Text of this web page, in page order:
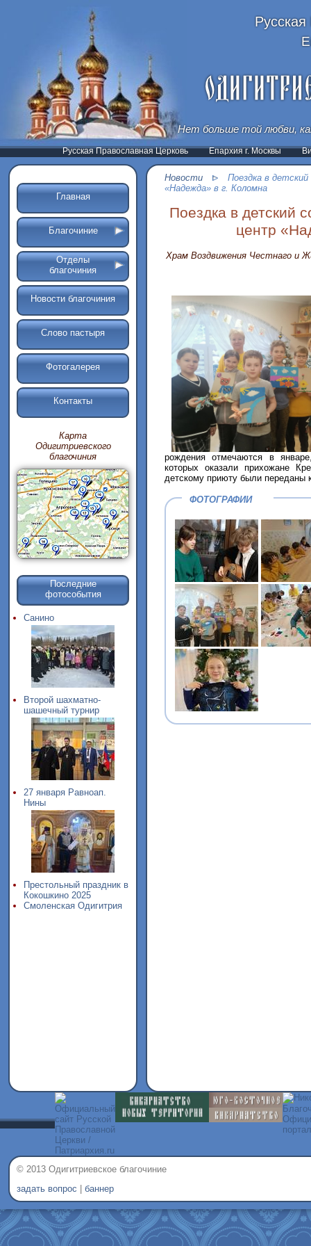
Нет больше той любви,
Русская Православная Церковь Епархия г. Москвы
Главная
Благочиние
Отделы
благочиния
Новости благочиния
Слово пастыря
Фотогалерея
Контакты
Карта
Одигитриевского
благочиния
Последние
фотособытия
Санино
Второй шахматно-
шашечный турнир
27 января Равноап.
Нины
Престольный праздник в
Кокошкино 2025
Смоленская Одигитрия
Новости
Поездка в
«Надежда» в г. Коломна
Поездка в детский
центр
Храм Воздвижения Честнаго и
рождения отмечаются в
которых оказали прихожане
детскому приюту были переданы
ФОТОГРАФИИ
© 2013 Одигитриевское благочиние
задать вопрос
баннер